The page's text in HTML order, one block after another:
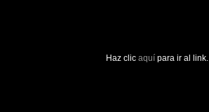
Haz clic aquí para ir al link.